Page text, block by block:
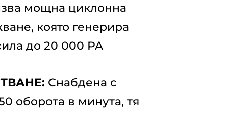
мощна циклонна
която генерира
до 20 000 PA
Снабдена с
оборота в минута, тя